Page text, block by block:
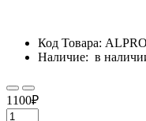
Код Товара:
Наличие: в
1100₽